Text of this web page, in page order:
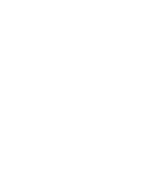
INNOVARI
INNOVARI
корпусе